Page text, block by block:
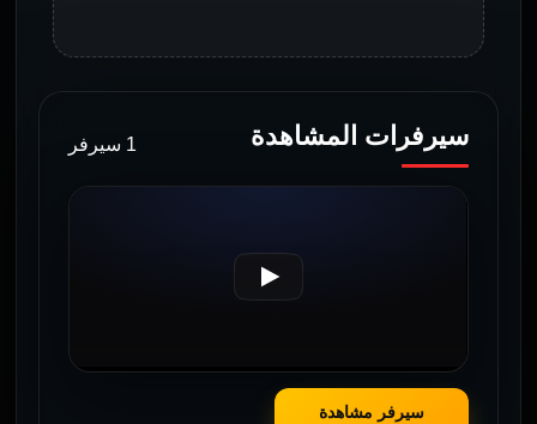
سيرفرات المشاهدة 1 سيرفر
سيرفر مشاهدة